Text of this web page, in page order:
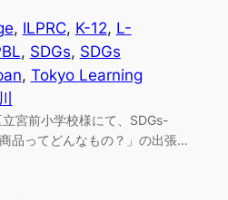
, ILPRC, K-12, L-
, SDGs, SDGs
, Tokyo Learning
宮前小学校様にて、SDGs-
品ってどんなもの？」の出張…